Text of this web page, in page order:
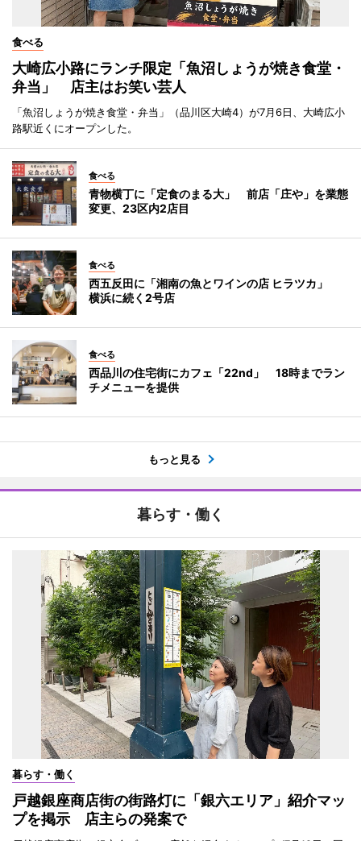
食べる
大崎広小路にランチ限定「魚沼しょうが焼き食堂・
弁当」 店主はお笑い芸人
「魚沼しょうが焼き食堂・弁当」（品川区大崎4）が7月6日、大崎広小
路駅近くにオープンした。
食べる
青物横丁に「定食のまる大」 前店「庄や」を業態
変更、23区内2店目
食べる
西五反田に「湘南の魚とワインの店 ヒラツカ」
横浜に続く2号店
食べる
西品川の住宅街にカフェ「22nd」 18時までラン
チメニューを提供
もっと見る
暮らす・働く
暮らす・働く
戸越銀座商店街の街路灯に「銀六エリア」紹介マッ
プを掲示 店主らの発案で